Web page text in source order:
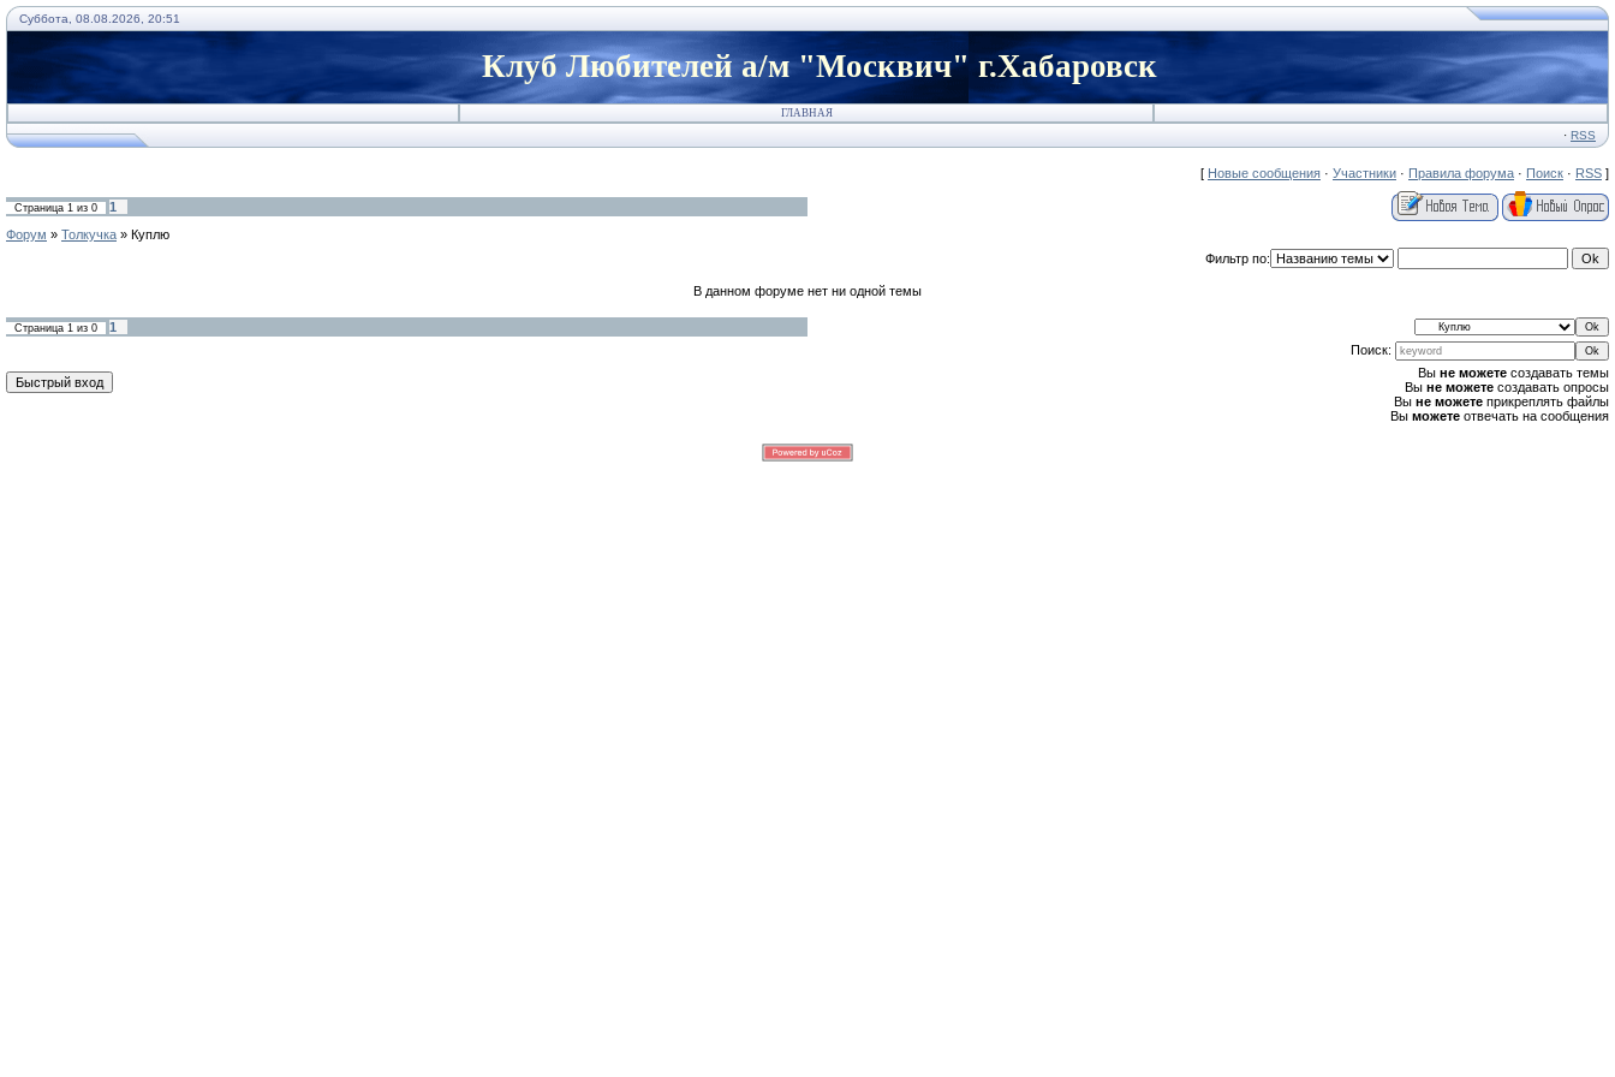
Суббота, 08.08.2026, 20:51
Клуб Любителей а/м "Москвич" г.Хабаровск
ГЛАВНАЯ
· RSS
[ Новые сообщения · Участники · Правила форума · Поиск · RSS ]
Страница 1 из 0
1
Форум » Толкучка » Куплю
Фильтр по:
В данном форуме нет ни одной темы
Страница 1 из 0
1
Поиск:
Вы не можете создавать темы
Вы не можете создавать опросы
Вы не можете прикреплять файлы
Вы можете отвечать на сообщения